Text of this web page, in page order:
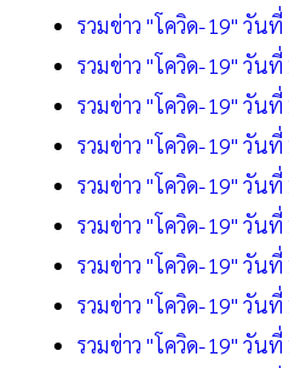
รวมข่าว "โควิด-19" วัน
รวมข่าว "โควิด-19" วัน
รวมข่าว "โควิด-19" วัน
รวมข่าว "โควิด-19" วัน
รวมข่าว "โควิด-19" วัน
รวมข่าว "โควิด-19" วัน
รวมข่าว "โควิด-19" วัน
รวมข่าว "โควิด-19" วัน
รวมข่าว "โควิด-19" วัน